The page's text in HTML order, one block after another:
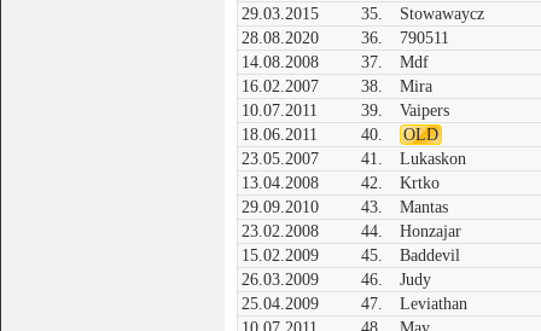
29.03.2015
35.
Stowawaycz
28.08.2020
36.
790511
14.08.2008
37.
Mdf
16.02.2007
38.
Mira
10.07.2011
39.
Vaipers
18.06.2011
40.
OLD
23.05.2007
41.
Lukaskon
13.04.2008
42.
Krtko
29.09.2010
43.
Mantas
23.02.2008
44.
Honzajar
15.02.2009
45.
Baddevil
26.03.2009
46.
Judy
25.04.2009
47.
Leviathan